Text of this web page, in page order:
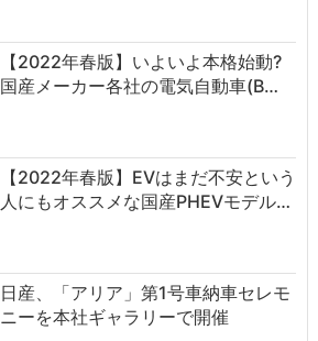
【2022年春版】いよいよ本格始動?
国産メーカー各社の電気自動車(B…
【2022年春版】EVはまだ不安という
人にもオススメな国産PHEVモデル…
日産、「アリア」第1号車納車セレモ
ニーを本社ギャラリーで開催